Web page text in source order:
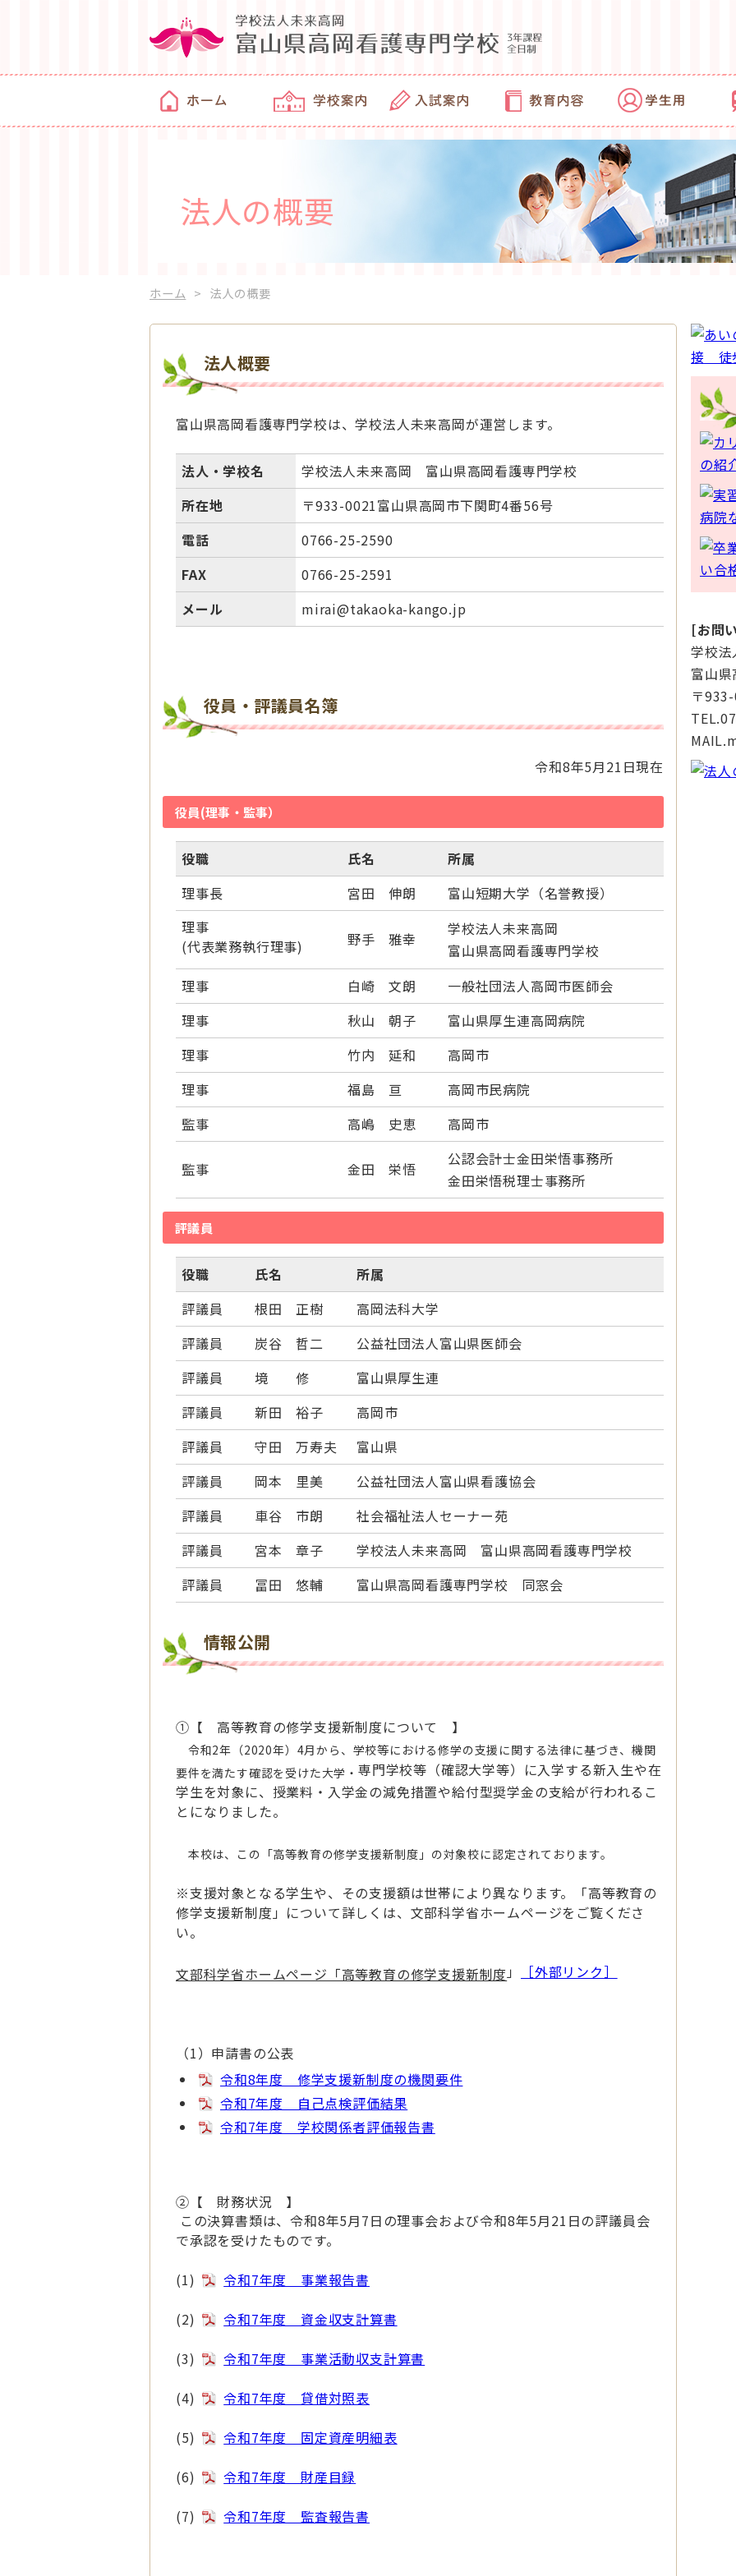
法人の概要
ホーム 法人の概要
法人概要
富山県高岡看護専門学校は、学校法人未来高岡が運営します。
法人・学校名
学校法人未来高岡 富山県高岡看護専門学校
所在地
〒933-0021富山県高岡市下関町4番56号
電話
0766-25-2590
FAX
0766-25-2591
メール
mirai@takaoka-kango.jp
役員・評議員名簿
令和8年5月21日現在
役員(理事・監事）
役職 氏名
所属
理事長
宮田 伸朗
富山短期大学（名誉教授）
理事
(代表業務執行理事)
野手 雅幸
学校法人未来高岡
富山県高岡看護専門学校
理事
白崎 文朗
一般社団法人高岡市医師会
理事
秋山 朝子
富山県厚生連高岡病院
理事
竹内 延和
高岡市
理事
福島 亘
高岡市民病院
監事
高嶋 史恵 高岡市
監事 金田 栄悟
公認会計士金田栄悟事務所
金田栄悟税理士事務所
評議員
役職 氏名
所属
評議員
根田 正樹
高岡法科大学
評議員
炭谷 哲二
公益社団法人富山県医師会
評議員
境 修
富山県厚生連
評議員
新田 裕子
高岡市
評議員
守田 万寿夫
富山県
評議員
岡本 里美
公益社団法人富山県看護協会
評議員
車谷 市朗
社会福祉法人セーナー苑
評議員
宮本 章子
学校法人未来高岡 富山県高岡看護専門学校
評議員
冨田 悠輔 富山県高岡看護専門学校 同窓会
情報公開
①【 高等教育の修学支援新制度について 】
令和2年（2020年）4月から、学校等における修学の支援に関する法律に基づき、機関
要件を満たす確認を受けた大学・専門学校等（確認大学等）に入学する新入生や在
学生を対象に、授業料・入学金の減免措置や給付型奨学金の支給が行われるこ
とになりました。
本校は、この「高等教育の修学支援新制度」の対象校に認定されております。
※支援対象となる学生や、その支援額は世帯により異なります。「高等教育の
修学支援新制度」について詳しくは、文部科学省ホームページをご覧くださ
い。
文部科学省ホームページ「高等教育の修学支援新制度」 ［外部リンク］
（1）申請書の公表
令和8年度 修学支援新制度の機関要件
令和7年度 自己点検評価結果
令和7年度 学校関係者評価報告書
②【 財務状況 】
この決算書類は、令和8年5月7日の理事会および令和8年5月21日の評議員会
で承認を受けたものです。
(1)
令和7年度 事業報告書
(2)
令和7年度 資金収支計算書
(3)
令和7年度 事業活動収支計算書
(4)
令和7年度 貸借対照表
(5)
令和7年度 固定資産明細表
(6)
令和7年度 財産目録
(7)
令和7年度 監査報告書
[お問
学校法
富山
〒